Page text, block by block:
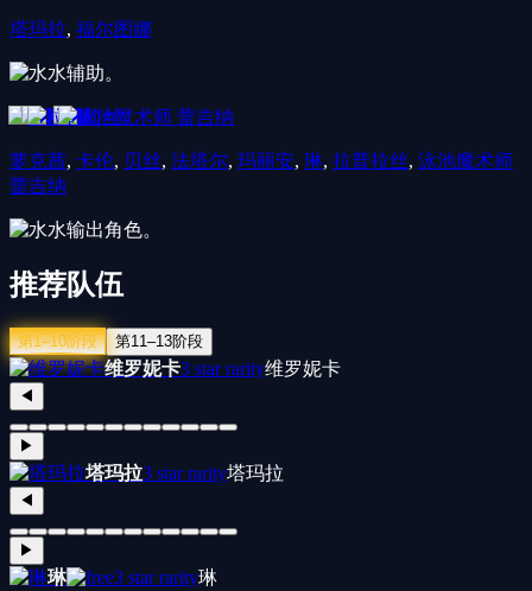
塔玛拉, 福尔图娜
水辅助。
萝克茜, 卡伦, 贝丝, 法塔尔, 玛丽安, 琳, 拉普拉丝, 泳池魔术师
蕾吉纳
水输出角色。
推荐队伍
第1–10阶段 第11–13阶段
维罗妮卡3 star rarity维罗妮卡
◀
▶
塔玛拉3 star rarity塔玛拉
◀
▶
琳 3 star rarity琳